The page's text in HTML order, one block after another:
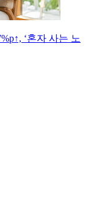
‘혼자 사는 노